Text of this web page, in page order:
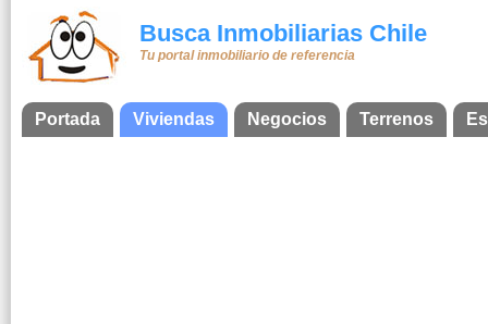
Busca Inmobiliarias Chile
Tu portal inmobiliario de referencia
Portada Viviendas Negocios Terrenos